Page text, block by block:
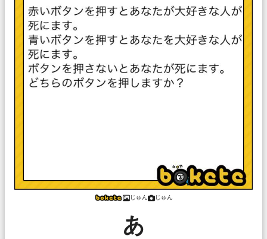
じゅん じゅん
あ